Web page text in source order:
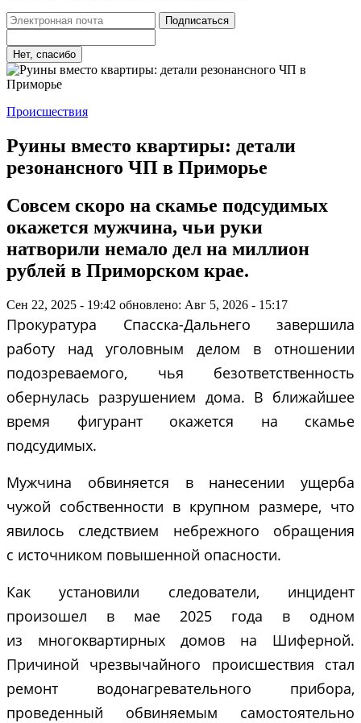
Подписаться
Нет, спасибо
Происшествия
Руины вместо квартиры: детали
резонансного ЧП в Приморье
Совсем скоро на скамье подсудимых
окажется мужчина, чьи руки
натворили немало дел на миллион
рублей в Приморском крае.
Сен 22, 2025 - 19:42 обновлено: Авг 5, 2026 - 15:17
Прокуратура Спасска-Дальнего завершила
работу над уголовным делом в отношении
подозреваемого, чья безответственность
обернулась разрушением дома. В ближайшее
время фигурант окажется на скамье
подсудимых.
Мужчина обвиняется в нанесении ущерба
чужой собственности в крупном размере, что
явилось следствием небрежного обращения
с источником повышенной опасности.
Как установили следователи, инцидент
произошел в мае 2025 года в одном
из многоквартирных домов на Шиферной.
Причиной чрезвычайного происшествия стал
ремонт водонагревательного прибора,
проведенный обвиняемым самостоятельно